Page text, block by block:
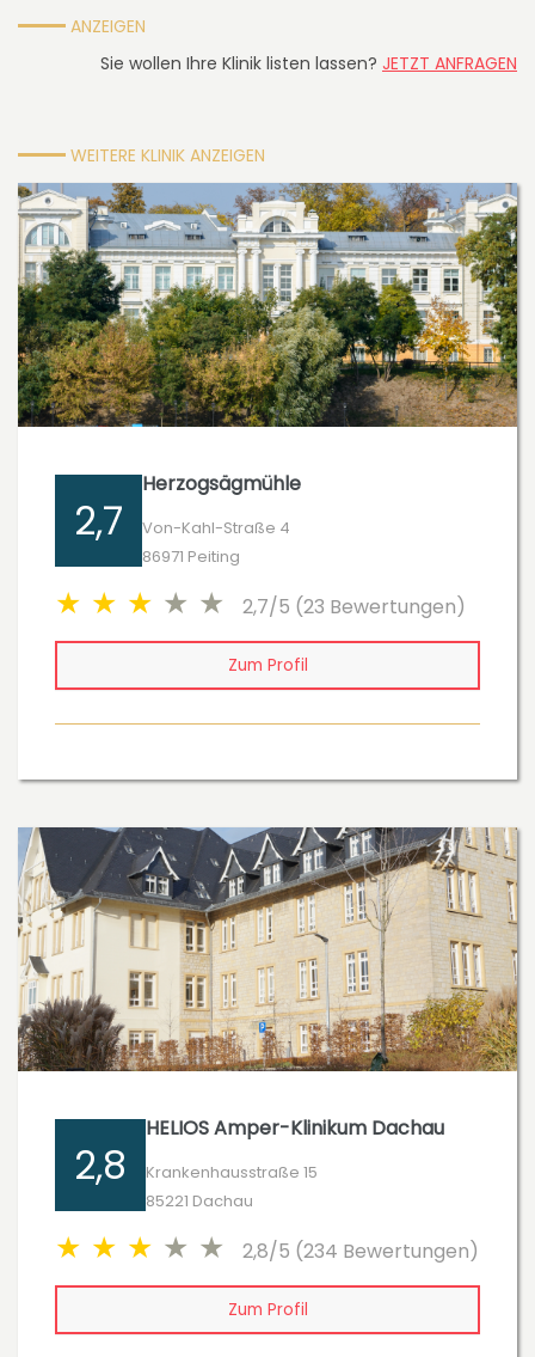
ANZEIGEN
Sie wollen Ihre Klinik listen lassen? JETZT ANFRAGEN
WEITERE KLINIK ANZEIGEN
2,7
Herzogsägmühle
Von-Kahl-Straße 4
86971 Peiting
2,7/5 (23 Bewertungen)
Zum Profil
2,8
HELIOS Amper-Klinikum Dachau
Krankenhausstraße 15
85221 Dachau
2,8/5 (234 Bewertungen)
Zum Profil